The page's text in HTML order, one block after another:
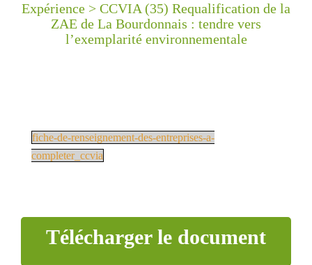
Expérience > CCVIA (35) Requalification de la
ZAE de La Bourdonnais : tendre vers
l’exemplarité environnementale
fiche-de-renseignement-des-entreprises-a-
completer_ccvia
Télécharger le document